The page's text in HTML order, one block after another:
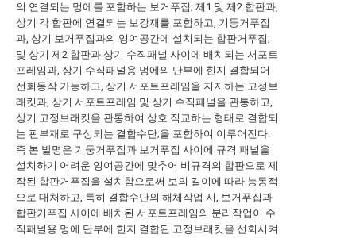
의 연결되는 멍에를 포함하는 보거푸집; 제1 및 제2 합판과,
상기 각 합판에 연결되는 보강재를 포함하고, 기둥거푸집
과, 상기 보거푸집과의 잉여공간에 설치되는 합판거푸집;
및 상기 제2 합판과 상기 수직패널 사이에 배치되는 서포트
프레임과, 상기 수직패널용 멍에의 단부에 힌지 결합되어
선회동작 가능하고, 상기 서포트프레임을 지지하는 고정브
래킷과, 상기 서포트프레임 및 상기 수직패널을 관통하고,
상기 고정브래킷을 관통하여 상호 직교하는 형태로 결합되
는 핀부재로 구성되는 결합수단;을 포함하여 이루어진다.
즉 본 발명은 기둥거푸집과 보거푸집 사이에 규격 패널을
설치하기 어려운 잉여공간에 맞추어 비규격의 합판으로 제
작된 합판거푸집을 설치함으로써 보의 길이에 따라 능동적
으로 대처하고, 특히 결합수단의 해체작업 시, 보거푸집과
합판거푸집 사이에 배치된 서포트프레임의 분리작업이 수
직패널용 멍에 단부에 힌지 결합된 고정브래킷을 선회시켜